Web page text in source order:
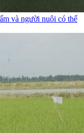
và người nuôi có thể